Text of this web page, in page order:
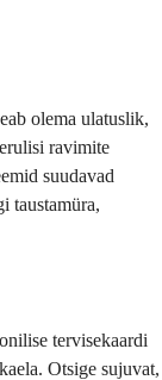
olema ulatuslik,
ravimite
suudavad
taustamüra,
tervisekaardi
Otsige sujuvat,